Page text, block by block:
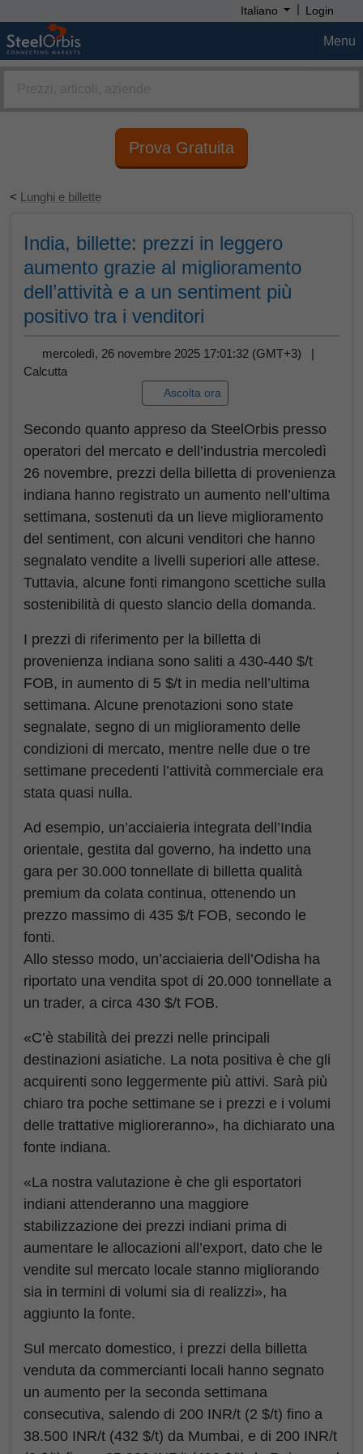
Italiano | Login
Menu
Prova Gratuita
< Lunghi e billette
India, billette: prezzi in leggero
aumento grazie al miglioramento
dell’attività e a un sentiment più
positivo tra i venditori
mercoledì, 26 novembre 2025 17:01:32 (GMT+3) |
Calcutta
Ascolta ora
Secondo quanto appreso da SteelOrbis presso
operatori del mercato e dell’industria mercoledì
26 novembre, prezzi della billetta di provenienza
indiana hanno registrato un aumento nell’ultima
settimana, sostenuti da un lieve miglioramento
del sentiment, con alcuni venditori che hanno
segnalato vendite a livelli superiori alle attese.
Tuttavia, alcune fonti rimangono scettiche sulla
sostenibilità di questo slancio della domanda.
I prezzi di riferimento per la billetta di
provenienza indiana sono saliti a 430-440 $/t
FOB, in aumento di 5 $/t in media nell’ultima
settimana. Alcune prenotazioni sono state
segnalate, segno di un miglioramento delle
condizioni di mercato, mentre nelle due o tre
settimane precedenti l’attività commerciale era
stata quasi nulla.
Ad esempio, un’acciaieria integrata dell’India
orientale, gestita dal governo, ha indetto una
gara per 30.000 tonnellate di billetta qualità
premium da colata continua, ottenendo un
prezzo massimo di 435 $/t FOB, secondo le
fonti.
Allo stesso modo, un’acciaieria dell’Odisha ha
riportato una vendita spot di 20.000 tonnellate a
un trader, a circa 430 $/t FOB.
«C’è stabilità dei prezzi nelle principali
destinazioni asiatiche. La nota positiva è che gli
acquirenti sono leggermente più attivi. Sarà più
chiaro tra poche settimane se i prezzi e i volumi
delle trattative miglioreranno», ha dichiarato una
fonte indiana.
«La nostra valutazione è che gli esportatori
indiani attenderanno una maggiore
stabilizzazione dei prezzi indiani prima di
aumentare le allocazioni all’export, dato che le
vendite sul mercato locale stanno migliorando
sia in termini di volumi sia di realizzi», ha
aggiunto la fonte.
Sul mercato domestico, i prezzi della billetta
venduta da commercianti locali hanno segnato
un aumento per la seconda settimana
consecutiva, salendo di 200 INR/t (2 $/t) fino a
38.500 INR/t (432 $/t) da Mumbai, e di 200 INR/t